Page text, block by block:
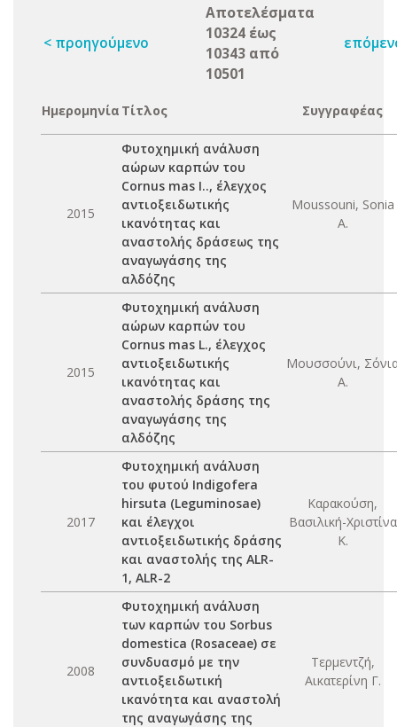
< προηγούμενο
Αποτελέσματα
10324 έως
10343 από
10501
Ημερομηνία Τίτλος Συγγραφέας
2015
Φυτοχημική ανάλυση
αώρων καρπών του
Cornus mas I.., έλεγχος
αντιoξειδωτικής
ικανότητας και
αναστολής δράσεως της
αναγωγάσης της
αλδόζης
Moussouni, Sonia
A.
2015
Φυτοχημική ανάλυση
αώρων καρπών του
Cornus mas L., έλεγχος
αντιοξειδωτικής
ικανότητας και
αναστολής δράσης της
αναγωγάσης της
αλδόζης
Μουσσούνι,
Α.
2017
Φυτοχημική ανάλυση
του φυτού Indigofera
hirsuta (Leguminosae)
και έλεγχοι
αντιοξειδωτικής δράσης
και αναστολής της ALR-
1, ALR-2
Καρακούση,
Βασιλική-Χριστίνα
Κ.
2008
Φυτοχημική ανάλυση
των καρπών του Sorbus
domestica (Rosaceae) σε
συνδυασμό με την
αντιοξειδωτική
ικανότητα και αναστολή
της αναγωγάσης της
Τερμεντζή,
Αικατερίνη Γ.